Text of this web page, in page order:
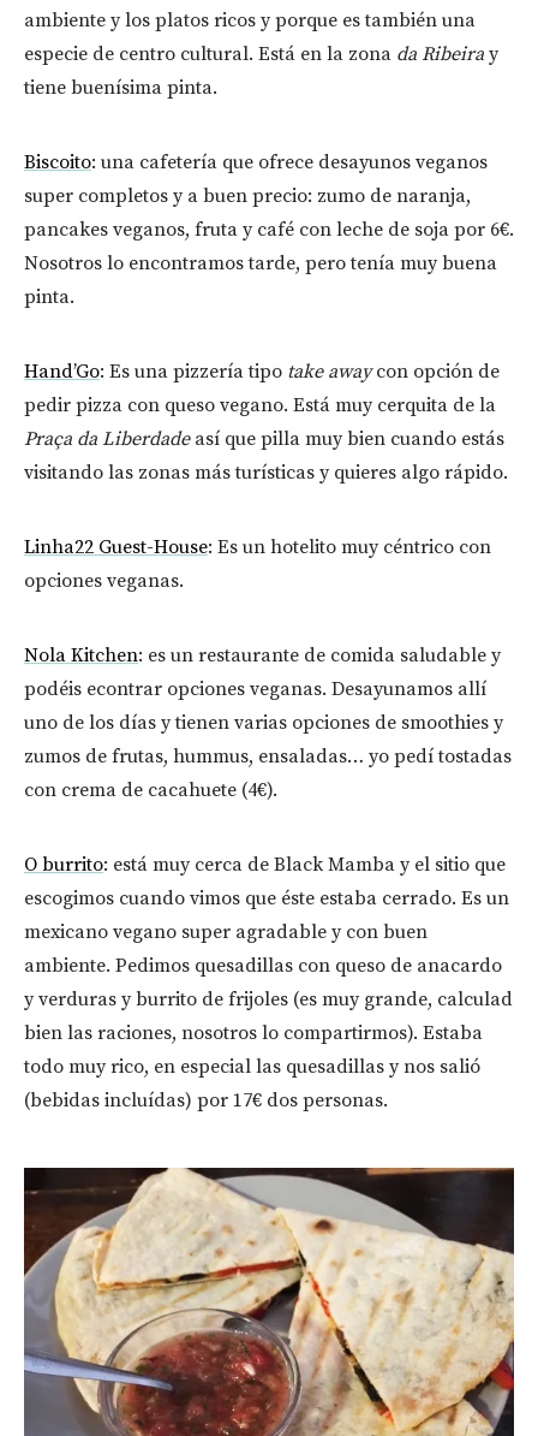
ambiente y los platos ricos y porque es también una
especie de centro cultural. Está en la zona da Ribeira y
tiene buenísima pinta.
Biscoito: una cafetería que ofrece desayunos veganos
super completos y a buen precio: zumo de naranja,
pancakes veganos, fruta y café con leche de soja por 6€.
Nosotros lo encontramos tarde, pero tenía muy buena
pinta.
Hand’Go: Es una pizzería tipo take awaycon opción de
pedir pizza con queso vegano. Está muy cerquita de la
Praça da Liberdadeasí que pilla muy bien cuando estás
visitando las zonas más turísticas y quieres algo rápido.
Linha22 Guest-House: Es un hotelito muy céntrico con
opciones veganas.
Nola Kitchen: es un restaurante de comida saludable y
podéis econtrar opciones veganas. Desayunamos allí
uno de los días y tienen varias opciones de smoothies y
zumos de frutas, hummus, ensaladas… yo pedí tostadas
con crema de cacahuete (4€).
O burrito: está muy cerca de Black Mamba y el sitio que
escogimos cuando vimos que éste estaba cerrado. Es un
mexicano vegano super agradable y con buen
ambiente. Pedimos quesadillas con queso de anacardo
y verduras y burrito de frijoles (es muy grande, calculad
bien las raciones, nosotros lo compartirmos). Estaba
todo muy rico, en especial las quesadillas y nos salió
(bebidas incluídas) por 17€ dos personas.